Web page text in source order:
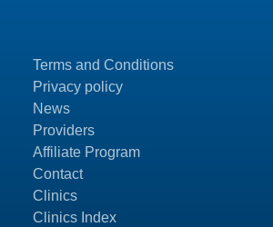
Terms and Conditions
Privacy policy
News
Providers
Affiliate Program
Contact
Clinics
Clinics Index